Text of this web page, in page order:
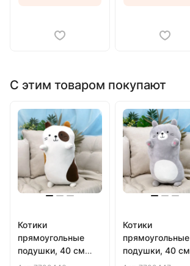
С этим товаром покупают
Котики
прямоугольные
подушки, 40 см
(Белый)
Котики
прямоугольные
подушки, 40 см
(Серый)